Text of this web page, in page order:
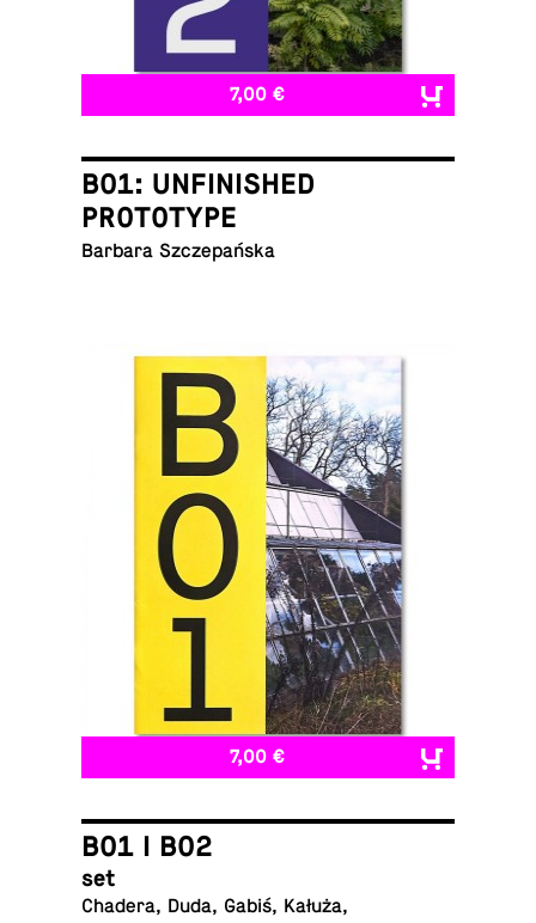
7,00 €
B01: UNFINISHED
PROTOTYPE
Barbara Szczepańska
7,00 €
B01 I B02
set
Chadera, Duda, Gabiś, Kałuża,